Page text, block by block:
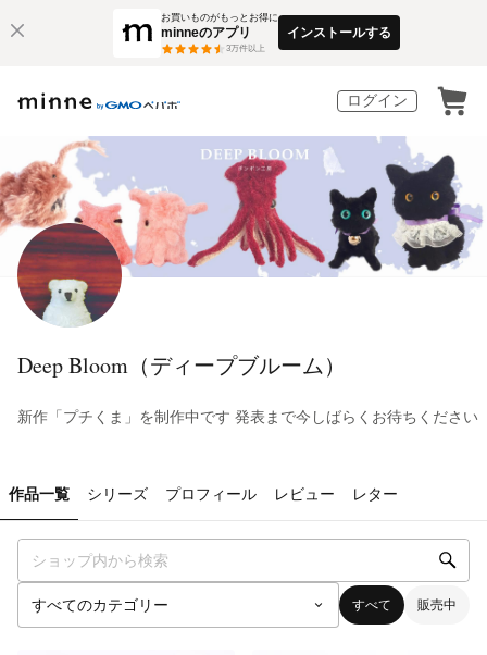
お買いものがもっとお得に
minneのアプリ
3万件以上
インストールする
ログイン
Deep Bloom（ディープブルーム）
新作「プチくま」を制作中です 発表まで今しばらくお待ちください
作品一覧 シリーズ プロフィール レビュー レター
すべて 販売中